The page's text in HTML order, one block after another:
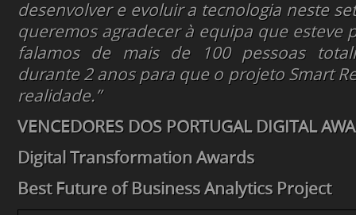
desenvolver e evoluir a tecnologia neste
queremos agradecer à equipa que esteve
falamos de mais de 100 pessoas
durante 2 anos para que o projeto Smart
realidade.”
VENCEDORES DOS PORTUGAL DIGITAL
Digital Transformation Awards
Best Future of Business Analytics Project